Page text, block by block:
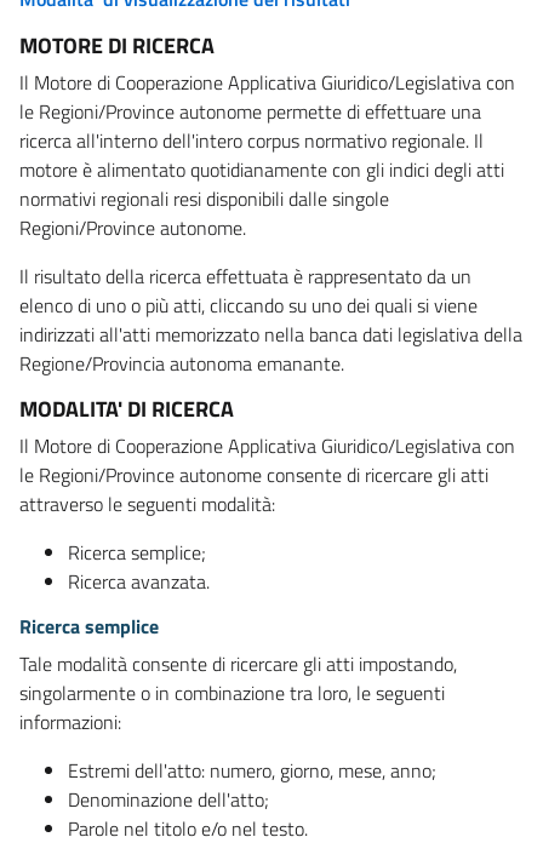
MOTORE DI RICERCA
Il Motore di Cooperazione Applicativa Giuridico/Legislativa con
le Regioni/Province autonome permette di effettuare una
ricerca all'interno dell'intero corpus normativo regionale. Il
motore è alimentato quotidianamente con gli indici degli atti
normativi regionali resi disponibili dalle singole
Regioni/Province autonome.
Il risultato della ricerca effettuata è rappresentato da un
elenco di uno o più atti, cliccando su uno dei quali si viene
indirizzati all'atti memorizzato nella banca dati legislativa della
Regione/Provincia autonoma emanante.
MODALITA' DI RICERCA
Il Motore di Cooperazione Applicativa Giuridico/Legislativa con
le Regioni/Province autonome consente di ricercare gli atti
attraverso le seguenti modalità:
Ricerca semplice;
Ricerca avanzata.
Ricerca semplice
Tale modalità consente di ricercare gli atti impostando,
singolarmente o in combinazione tra loro, le seguenti
informazioni:
Estremi dell'atto: numero, giorno, mese, anno;
Denominazione dell'atto;
Parole nel titolo e/o nel testo.